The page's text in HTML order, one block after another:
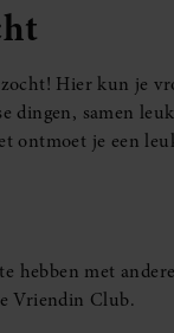
Hier kun je
dingen, samen
ontmoet je een
hebben met
Vriendin Club.